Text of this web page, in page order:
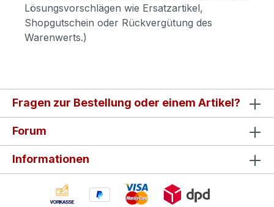
Lösungsvorschlägen wie Ersatzartikel,
Shopgutschein oder Rückvergütung des
Warenwerts.)
Fragen zur Bestellung oder einem Artikel?
Forum
Informationen